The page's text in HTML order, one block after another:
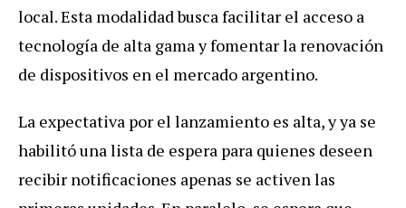
local. Esta modalidad busca facilitar el acceso a
tecnología de alta gama y fomentar la renovación
de dispositivos en el mercado argentino.
La expectativa por el lanzamiento es alta, y ya se
habilitó una lista de espera para quienes deseen
recibir notificaciones apenas se activen las